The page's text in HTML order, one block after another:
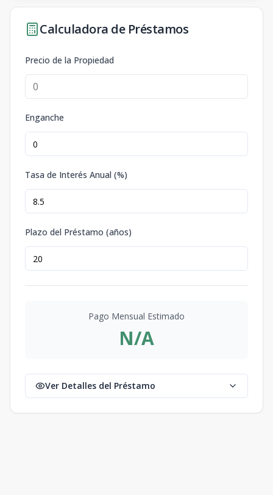
Calculadora de Préstamos
Precio de la Propiedad
Enganche
Tasa de Interés Anual (%)
Plazo del Préstamo (años)
Pago Mensual Estimado
N/A
Ver Detalles del Préstamo